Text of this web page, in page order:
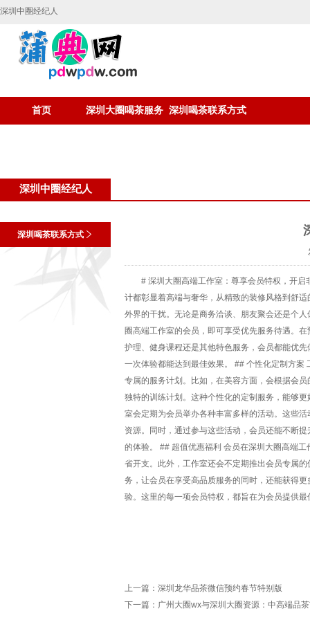
深圳中圈经纪人
首页 深圳大圈喝茶服务 深圳喝茶联系方式
深圳中圈经纪人
深圳喝茶联系方式
# 深圳大圈高端工作室：尊享会员特权，开
计都彰显着高端与奢华，从精致的装修风格到舒
外界的干扰。无论是商务洽谈、朋友聚会还是个
圈高端工作室的会员，即可享受优先服务待遇。
护理、健身课程还是其他特色服务，会员都能优
一次体验都能达到最佳效果。 ## 个性化定制方
专属的服务计划。比如，在美容方面，会根据会
独特的训练计划。这种个性化的定制服务，能够
室会定期为会员举办各种丰富多样的活动。这些
资源。同时，通过参与这些活动，会员还能不断
的体验。 ## 超值优惠福利 会员在深圳大圈高端
省开支。此外，工作室还会不定期推出会员专属
务，让会员在享受高品质服务的同时，还能获得
验。这里的每一项会员特权，都旨在为会员提供
上一篇： 深圳龙华品茶微信预约春节特别版
下一篇： 广州大圈wx与深圳大圈资源：中高端品